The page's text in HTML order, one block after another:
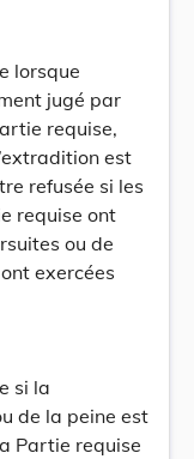
lorsque
jugé par
requise,
est
refusée si les
requise ont
ou de
exercées
si la
de la peine est
Partie requise